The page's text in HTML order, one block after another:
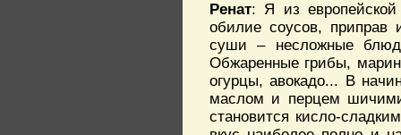
Ренат: Я из
обилие соусов, приправ
суши – несложные
Обжаренные грибы,
огурцы, авокадо... В
маслом и перцем
становится кисло-